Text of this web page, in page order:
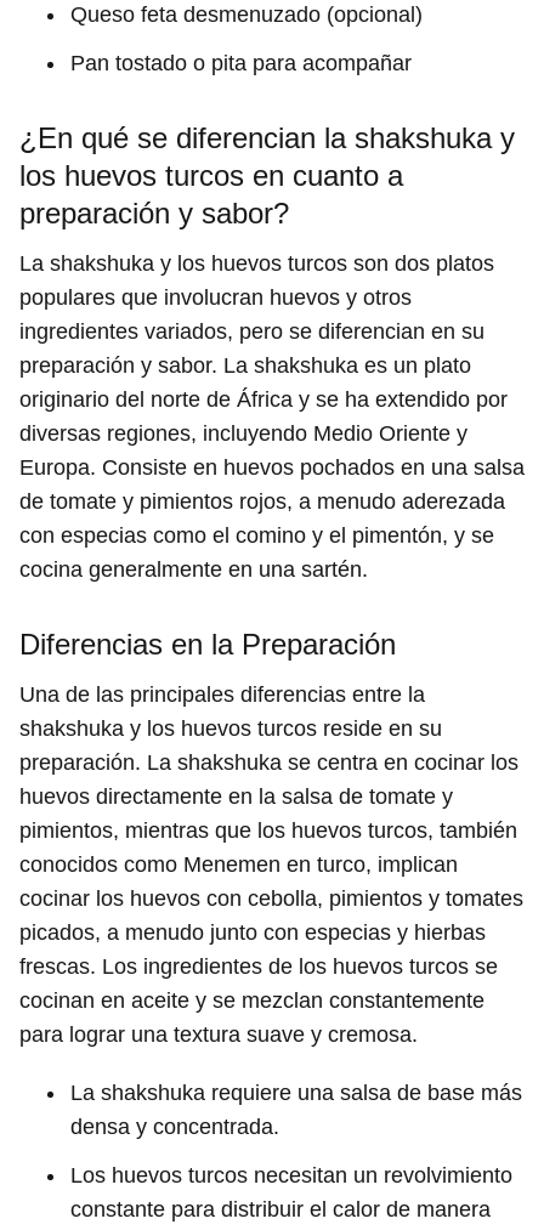
Queso feta desmenuzado (opcional)
Pan tostado o pita para acompañar
¿En qué se diferencian la shakshuka y
los huevos turcos en cuanto a
preparación y sabor?
La shakshuka y los huevos turcos son dos platos
populares que involucran huevos y otros
ingredientes variados, pero se diferencian en su
preparación y sabor. La shakshuka es un plato
originario del norte de África y se ha extendido por
diversas regiones, incluyendo Medio Oriente y
Europa. Consiste en huevos pochados en una salsa
de tomate y pimientos rojos, a menudo aderezada
con especias como el comino y el pimentón, y se
cocina generalmente en una sartén.
Diferencias en la Preparación
Una de las principales diferencias entre la
shakshuka y los huevos turcos reside en su
preparación. La shakshuka se centra en cocinar los
huevos directamente en la salsa de tomate y
pimientos, mientras que los huevos turcos, también
conocidos como Menemen en turco, implican
cocinar los huevos con cebolla, pimientos y tomates
picados, a menudo junto con especias y hierbas
frescas. Los ingredientes de los huevos turcos se
cocinan en aceite y se mezclan constantemente
para lograr una textura suave y cremosa.
La shakshuka requiere una salsa de base más
densa y concentrada.
Los huevos turcos necesitan un revolvimiento
constante para distribuir el calor de manera